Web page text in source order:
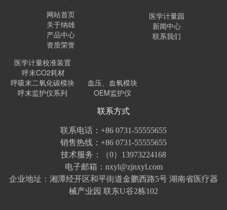
网站首页
关于纳雄
产品中心
资质荣誉
医学计量园
新闻中心
联系我们
医学计量校准装置
呼末CO2耗材
呼吸末二氧化碳模块
呼末监护仪系列
血压、血氧模块
OEM监护仪
联系方式
联系电话：+86 0731-55555655
销售热线：+86 0731-55555655
技术服务：（0）13973224168
电子邮箱：nxyl@zjnxyl.com
企业地址：湘潭经开区和平街道金鹏西路5号 湖南省医疗器
械产业园 联东U谷2栋102